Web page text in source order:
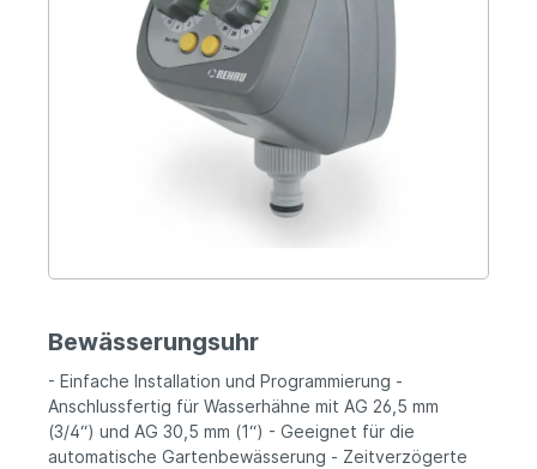
Bewässerungsuhr
- Einfache Installation und Programmierung -
Anschlussfertig für Wasserhähne mit AG 26,5 mm
(3/4“) und AG 30,5 mm (1“) - Geeignet für die
automatische Gartenbewässerung - Zeitverzögerte